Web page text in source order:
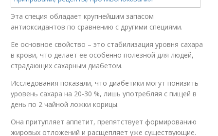
Эта специя обладает крупнейшим запасом
антиоксидантов по сравнению с другими специями.
Ее основное свойство – это стабилизация уровня сахара
в крови, что делает ее особенно полезной для людей,
страдающих сахарным диабетом.
Исследования показали, что диабетики могут понизить
уровень сахара на 20-30 %, лишь употребляя с пищей в
день по 2 чайной ложки корицы.
Она притупляет аппетит, препятствует формированию
жировых отложений и расщепляет уже существующие.